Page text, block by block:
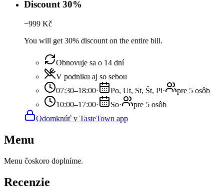
Discount 30%
−999 Kč
You will get 30% discount on the entire bill.
Obnovuje sa o 14 dní
V podniku aj so sebou
07:30–18:00· Po, Ut, St, Št, Pi·
pre 5 osôb
10:00–17:00· So·
pre 5 osôb
Odomknúť v TasteTown app
Menu
Menu čoskoro doplníme.
Recenzie